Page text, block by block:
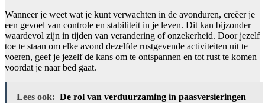
Wanneer je weet wat je kunt verwachten in de avonduren, creëer je
een gevoel van controle en stabiliteit in je leven. Dit kan bijzonder
waardevol zijn in tijden van verandering of onzekerheid. Door jezelf
toe te staan om elke avond dezelfde rustgevende activiteiten uit te
voeren, geef je jezelf de kans om te ontspannen en tot rust te komen
voordat je naar bed gaat.
Lees ook: De rol van verduurzaming in paasversieringen